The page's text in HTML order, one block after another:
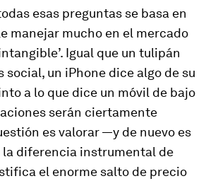
esas preguntas se basa en
manejar mucho en el mercado
Igual que un tulipán
un iPhone dice algo de su
a lo que dice un móvil de bajo
serán ciertamente
es valorar —y de nuevo es
diferencia instrumental de
el enorme salto de precio